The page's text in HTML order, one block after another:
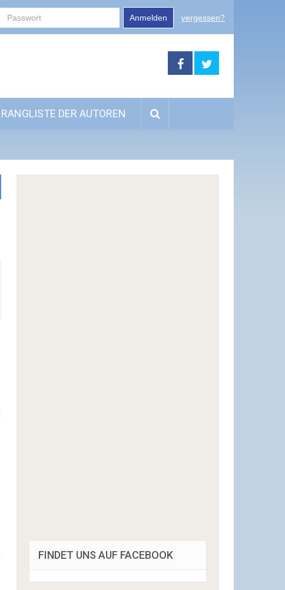
Anmelden vergessen?
RANGLISTE DER AUTOREN
FINDET UNS AUF FACEBOOK